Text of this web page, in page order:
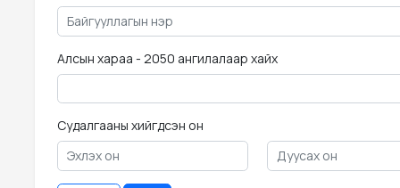
Алсын хараа - 2050 ангилалаар хайх
Судалгааны хийгдсэн он